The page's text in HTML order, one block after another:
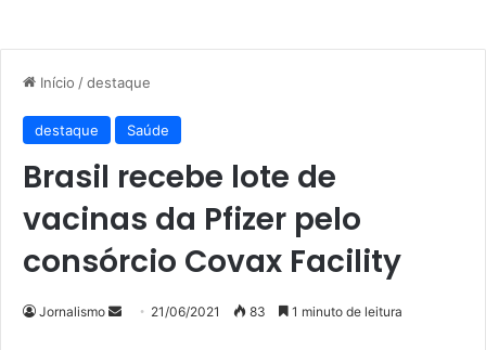
Início /destaque
destaque Saúde
Brasil recebe lote de
vacinas da Pfizer pelo
consórcio Covax Facility
Jornalismo
Mande21/06/2021 83 1 minuto de leitura